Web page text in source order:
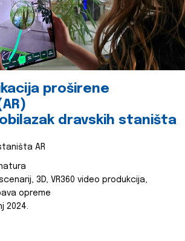
proširene
dravskih staništa
AR
3D, VR360 video produkcija,
opreme
2024.